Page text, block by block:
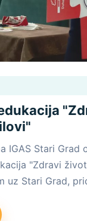
IGAS Stari Grad
"Zdravi
uz Stari Grad,